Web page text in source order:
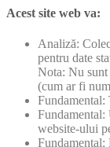
Acest site web va:
Analiză:
pentru date
Nota: Nu sunt
(cum ar fi
Fundamental:
website-ului
Fundamental: